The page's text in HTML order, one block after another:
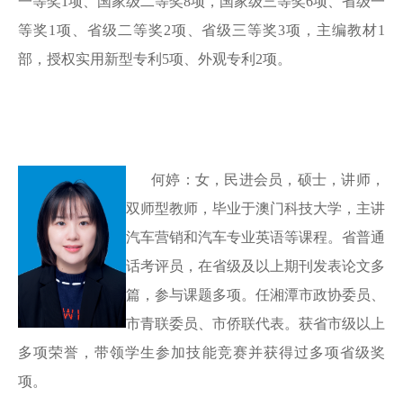
等奖1项、省级二等奖2项、省级三等奖3项，主编教材1
部，授权实用新型专利5项、外观专利2项。
何婷：女，民进会员，硕士，讲师，
双师型教师，毕业于澳门科技大学，主讲
汽车营销和汽车专业英语等课程。省普通
话考评员，在省级及以上期刊发表论文多
篇，参与课题多项。任湘潭市政协委员、
市青联委员、市侨联代表。获省市级以上
多项荣誉，带领学生参加技能竞赛并获得过多项省级奖
项。